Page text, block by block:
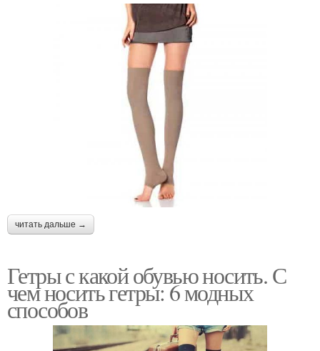
читать дальше →
Гетры с какой обувью носить. С
чем носить гетры: 6 модных
способов